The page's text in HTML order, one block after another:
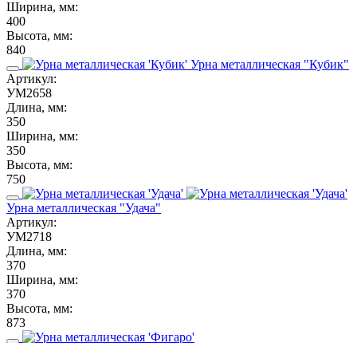
Ширина, мм:
400
Высота, мм:
840
Урна металлическая "Кубик"
Артикул:
УМ2658
Длина, мм:
350
Ширина, мм:
350
Высота, мм:
750
Урна металлическая "Удача"
Артикул:
УМ2718
Длина, мм:
370
Ширина, мм:
370
Высота, мм:
873